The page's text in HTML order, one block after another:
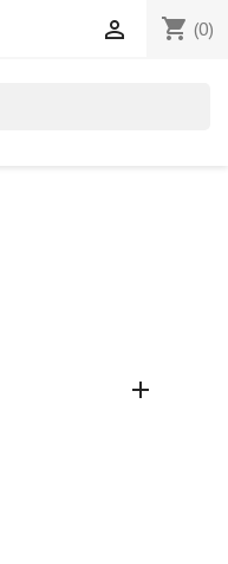
shopping_cart (0)

